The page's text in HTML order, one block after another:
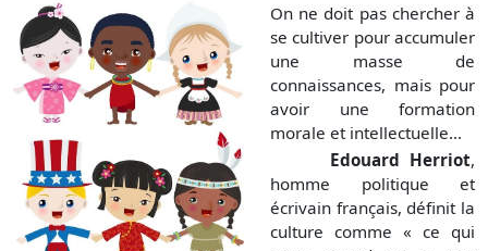
On ne doit pas chercher à
se cultiver pour accumuler
une masse de
connaissances, mais pour
avoir une formation
morale et intellectuelle...
Edouard Herriot,
homme politique et
écrivain français, définit la
culture comme « ce qui